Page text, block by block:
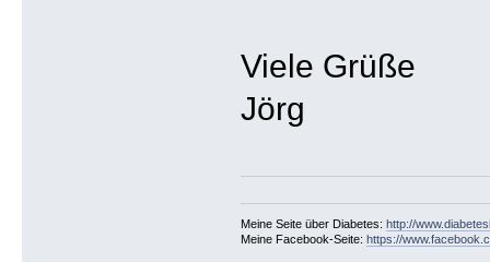
Viele Grüße
Jörg
Meine Seite über Diabetes: http://
Meine Facebook-Seite: https://